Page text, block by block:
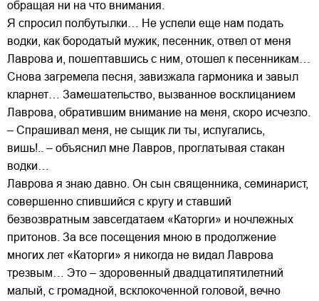
обращая ни на что внимания.
Я спросил полбутылки… Не успели еще нам подать
водки, как бородатый мужик, песенник, отвел от меня
Лаврова и, пошептавшись с ним, отошел к песенникам…
Снова загремела песня, завизжала гармоника и завыл
кларнет… Замешательство, вызванное восклицанием
Лаврова, обратившим внимание на меня, скоро исчезло.
– Спрашивал меня, не сыщик ли ты, испугались,
вишь!.. – объяснил мне Лавров, проглатывая стакан
водки…
Лаврова я знаю давно. Он сын священника, семинарист,
совершенно спившийся с кругу и ставший
безвозвратным завсегдатаем «Каторги» и ночлежных
притонов. За все посещения мною в продолжение
многих лет «Каторги» я никогда не видал Лаврова
трезвым… Это – здоровенный двадцатипятилетний
малый, с громадной, всклокоченной головой, вечно